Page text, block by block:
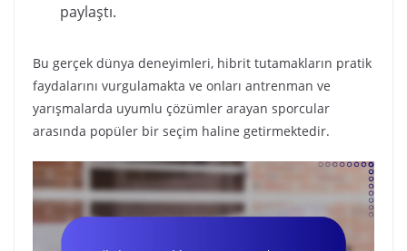
paylaştı.
Bu gerçek dünya deneyimleri, hibrit tutamakların pratik
faydalarını vurgulamakta ve onları antrenman ve
yarışmalarda uyumlu çözümler arayan sporcular
arasında popüler bir seçim haline getirmektedir.